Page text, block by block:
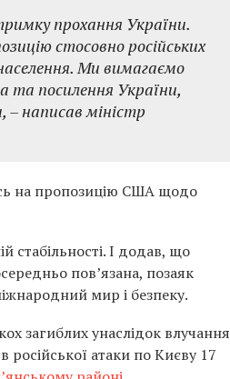
прохання України.
стосовно російських
Ми вимагаємо
та посилення України,
– написав міністр
на пропозицію США щодо
стабільності. І додав, що
пов’язана, позаяк
мир і безпеку.
загиблих унаслідок влучання
російської атаки по Києву 17